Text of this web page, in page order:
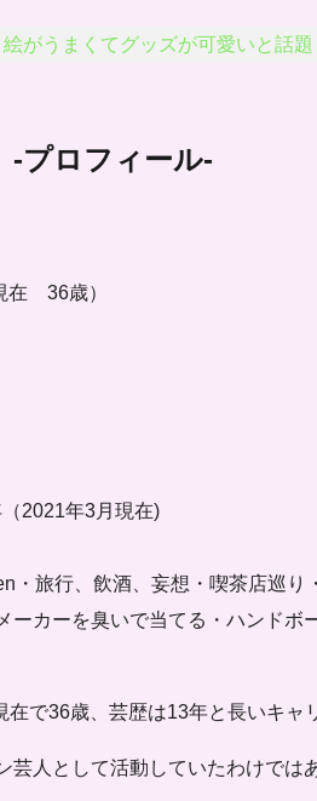
がうまくてグッズが可愛いと話題
-プロフィール-
在 36歳）
2021年3月現在)
・旅行、飲酒、妄想・喫茶店巡り
ーカーを臭いで当てる・ハンドボ
在で36歳、芸歴は13年と長いキャ
人として活動していたわけでは